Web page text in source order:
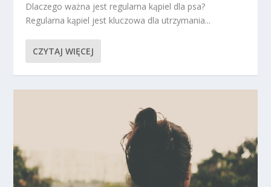
Dlaczego ważna jest regularna kąpiel dla psa?
Regularna kąpiel jest kluczowa dla utrzymania...
CZYTAJ WIĘCEJ